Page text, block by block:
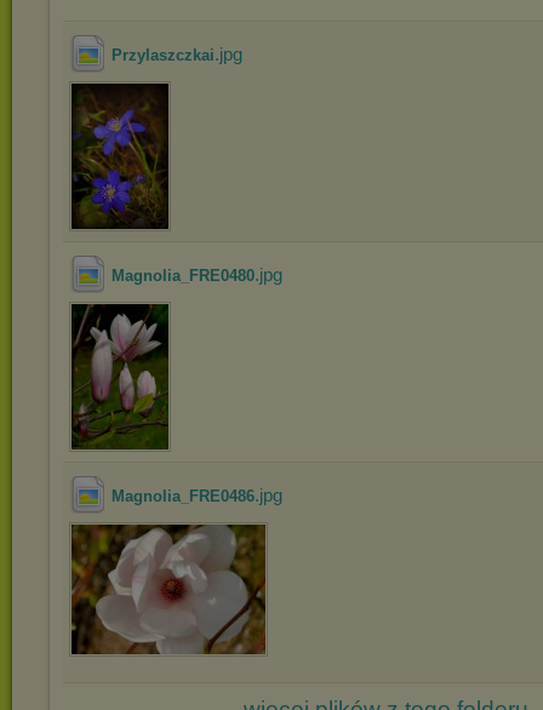
Przylaszczkai.jpg
Magnolia_FRE0480.jpg
Magnolia_FRE0486.jpg